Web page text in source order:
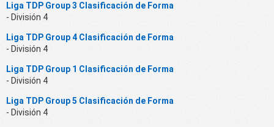
Liga TDP Group 3 Clasificación de Forma
- División 4
Liga TDP Group 4 Clasificación de Forma
- División 4
Liga TDP Group 1 Clasificación de Forma
- División 4
Liga TDP Group 5 Clasificación de Forma
- División 4